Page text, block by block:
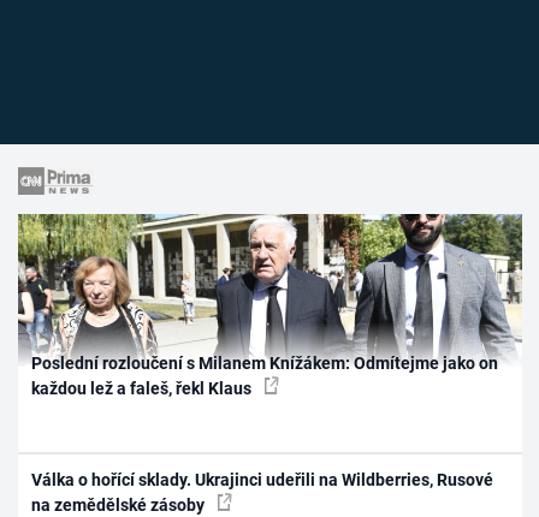
Poslední rozloučení s Milanem Knížákem: Odmítejme jako on
každou lež a faleš, řekl Klaus
Válka o hořící sklady. Ukrajinci udeřili na Wildberries, Rusové
na zemědělské zásoby